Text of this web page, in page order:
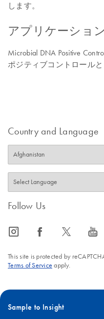
します。
アプリケーション
Microbial DNA Positive
ポジティブコントロール
Country and Language
Follow Us
icon_0065_instagram-s icon_0064_facebook-s icon_0340_cc_gen_x-s icon_0077_youtube-s
This site is protected by
Terms of Service apply.
Sample to Insight